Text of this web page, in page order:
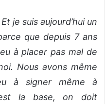
je suis aujourd’hui un
que depuis 7 ans
à placer pas mal de
Nous avons même
à signer même à
la base, on doit